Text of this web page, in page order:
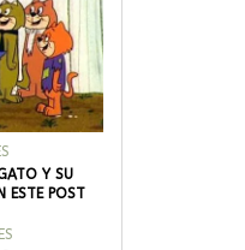
Y SU
ESTE POST